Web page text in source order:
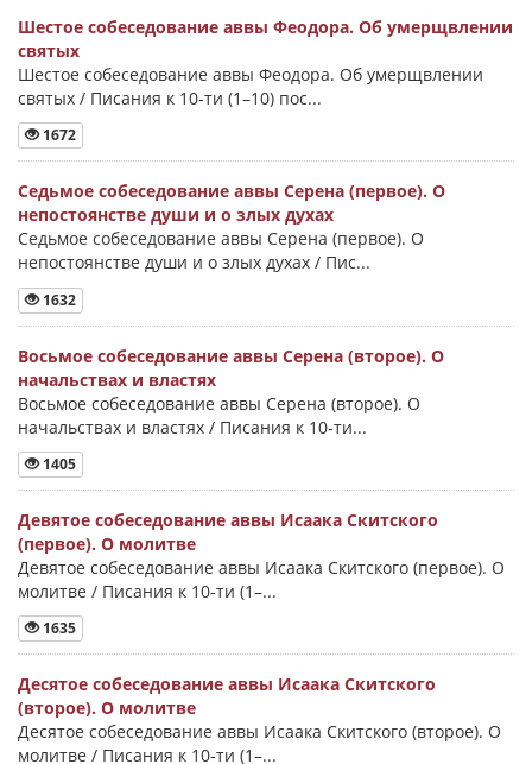
Шестое собеседование аввы Феодора. Об умерщвлении
святых
Шестое собеседование аввы Феодора. Об умерщвлении
святых / Писания к 10-ти (1–10) пос...
1672
Седьмое собеседование аввы Серена (первое). О
непостоянстве души и о злых духах
Седьмое собеседование аввы Серена (первое). О
непостоянстве души и о злых духах / Пис...
1632
Восьмое собеседование аввы Серена (второе). О
начальствах и властях
Восьмое собеседование аввы Серена (второе). О
начальствах и властях / Писания к 10-ти...
1405
Девятое собеседование аввы Исаака Скитского
(первое). О молитве
Девятое собеседование аввы Исаака Скитского (первое). О
молитве / Писания к 10-ти (1–...
1635
Десятое собеседование аввы Исаака Скитского
(второе). О молитве
Десятое собеседование аввы Исаака Скитского (второе). О
молитве / Писания к 10-ти (1–...